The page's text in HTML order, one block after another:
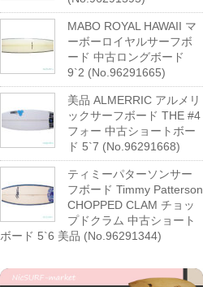
MABO ROYAL HAWAII マ
ーボーロイヤルサーフボ
ード 中古ロングボード
9`2 (No.96291665)
美品 ALMERRIC アルメリ
ックサーフボード THE #4
フォー 中古ショートボー
ド 5`7 (No.96291668)
ティミーパターソンサー
フボード Timmy Patterson
CHOPPED CLAM チョッ
プドクラム 中古ショート
ボード 5`6 美品 (No.96291344)